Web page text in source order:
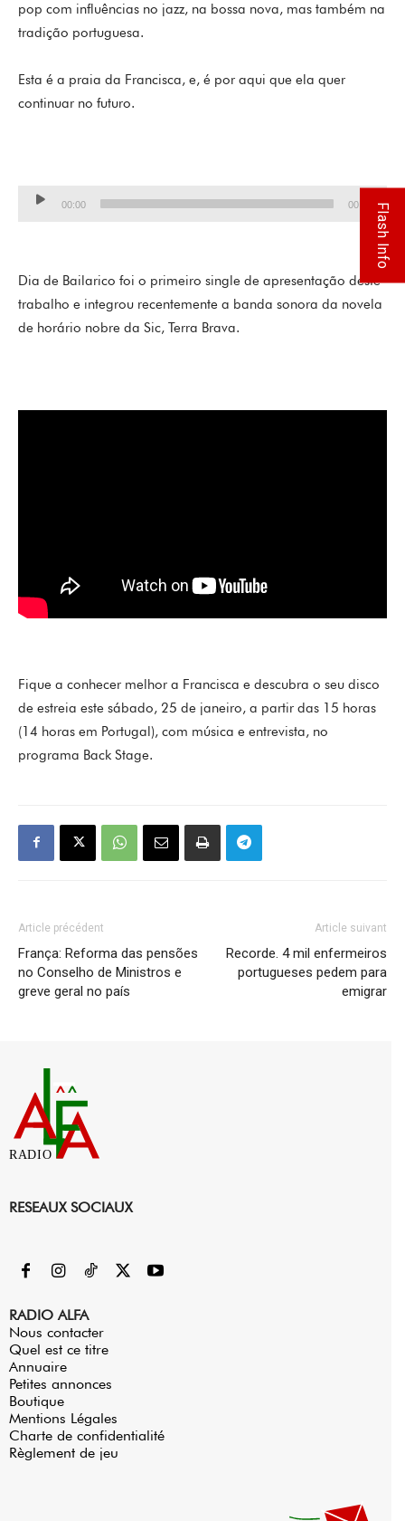
pop com influências no jazz, na bossa nova, mas também na
tradição portuguesa.
Esta é a praia da Francisca, e, é por aqui que ela quer
continuar no futuro.
Lecteur
00:00 00:00
Dia de Bailarico foi o primeiro single de apresentação deste
trabalho e integrou recentemente a banda sonora da novela
de horário nobre da Sic, Terra Brava.
Fique a conhecer melhor a Francisca e descubra o seu disco
de estreia este sábado, 25 de janeiro, a partir das 15 horas
(14 horas em Portugal), com música e entrevista, no
programa Back Stage.
Article précédent
França: Reforma das pensões
no Conselho de Ministros e
greve geral no país
Article suivant
Recorde. 4 mil enfermeiros
portugueses pedem para
emigrar
RADIO
RESEAUX SOCIAUX
RADIO ALFA
Nous contacter
Quel est ce titre
Annuaire
Petites annonces
Boutique
Mentions Légales
Charte de confidentialité
Règlement de jeu
Flash Info